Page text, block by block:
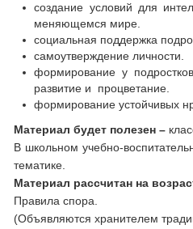
создание условий для
меняющемся мире.
социальная поддержка
самоутверждение личности.
формирование у
развитие и процветание.
формирование устойчивых
Материал будет полезен –
В школьном учебно-
тематике.
Материал рассчитан на
Правила спора.
(Объявляются хранителем